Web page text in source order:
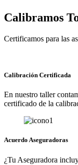
Calibramos
Certificamos para las
Calibración Certificada
En nuestro taller
certificado de la
Acuerdo Aseguradoras
¿Tu Aseguradora